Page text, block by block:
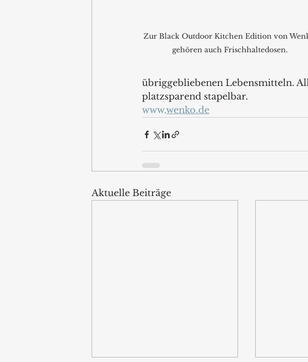
Zur Black Outdoor Kitchen Edition von
gehören auch Frischhaltedosen.
übriggebliebenen Lebensmitteln.
platzsparend stapelbar.
www.wenko.de
Aktuelle Beiträge